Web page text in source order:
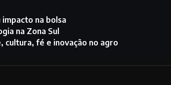
impacto na bolsa
na Zona Sul
cultura, fé e inovação no agro